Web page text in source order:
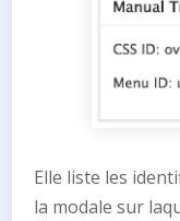
Elle liste les
la modale sur